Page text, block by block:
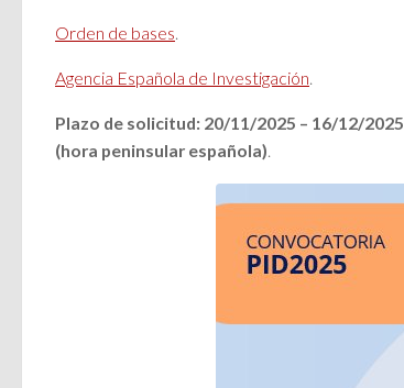
Orden de bases.
Agencia Española de Investigación.
Plazo de solicitud: 20/11/2025 – 16/12/2025
(hora peninsular española).